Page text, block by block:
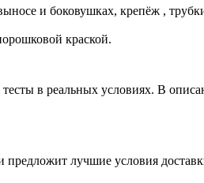
и боковушках, крепёж ,
краской.
в реальных условиях. В
предложит лучшие условия